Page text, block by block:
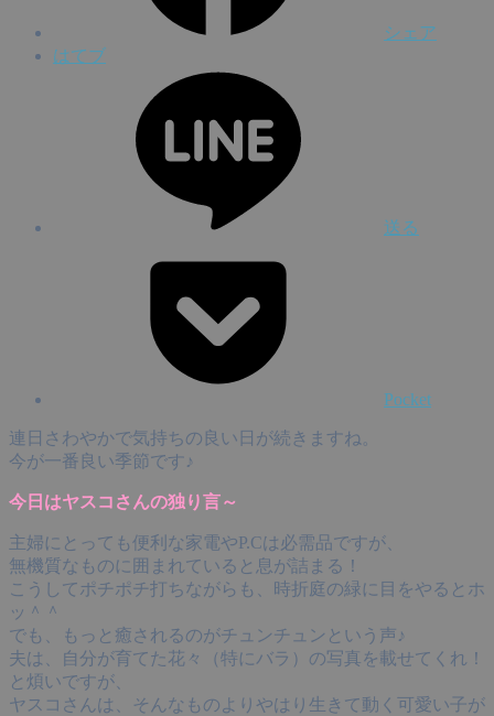
シェア
はてブ
送る
Pocket
連日さわやかで気持ちの良い日が続きますね。
今が一番良い季節です♪
今日はヤスコさんの独り言～
主婦にとっても便利な家電やP.Cは必需品ですが、
無機質なものに囲まれていると息が詰まる！
こうしてポチポチ打ちながらも、時折庭の緑に目をやるとホ
ッ＾＾
でも、もっと癒されるのがチュンチュンという声♪
夫は、自分が育てた花々（特にバラ）の写真を載せてくれ！
と煩いですが、
ヤスコさんは、そんなものよりやはり生きて動く可愛い子が